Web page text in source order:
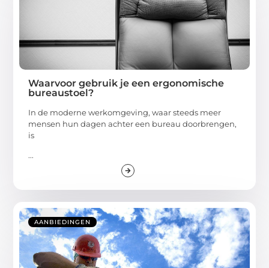
Waarvoor gebruik je een ergonomische
bureaustoel?
In de moderne werkomgeving, waar steeds meer
mensen hun dagen achter een bureau doorbrengen,
is
...
AANBIEDINGEN